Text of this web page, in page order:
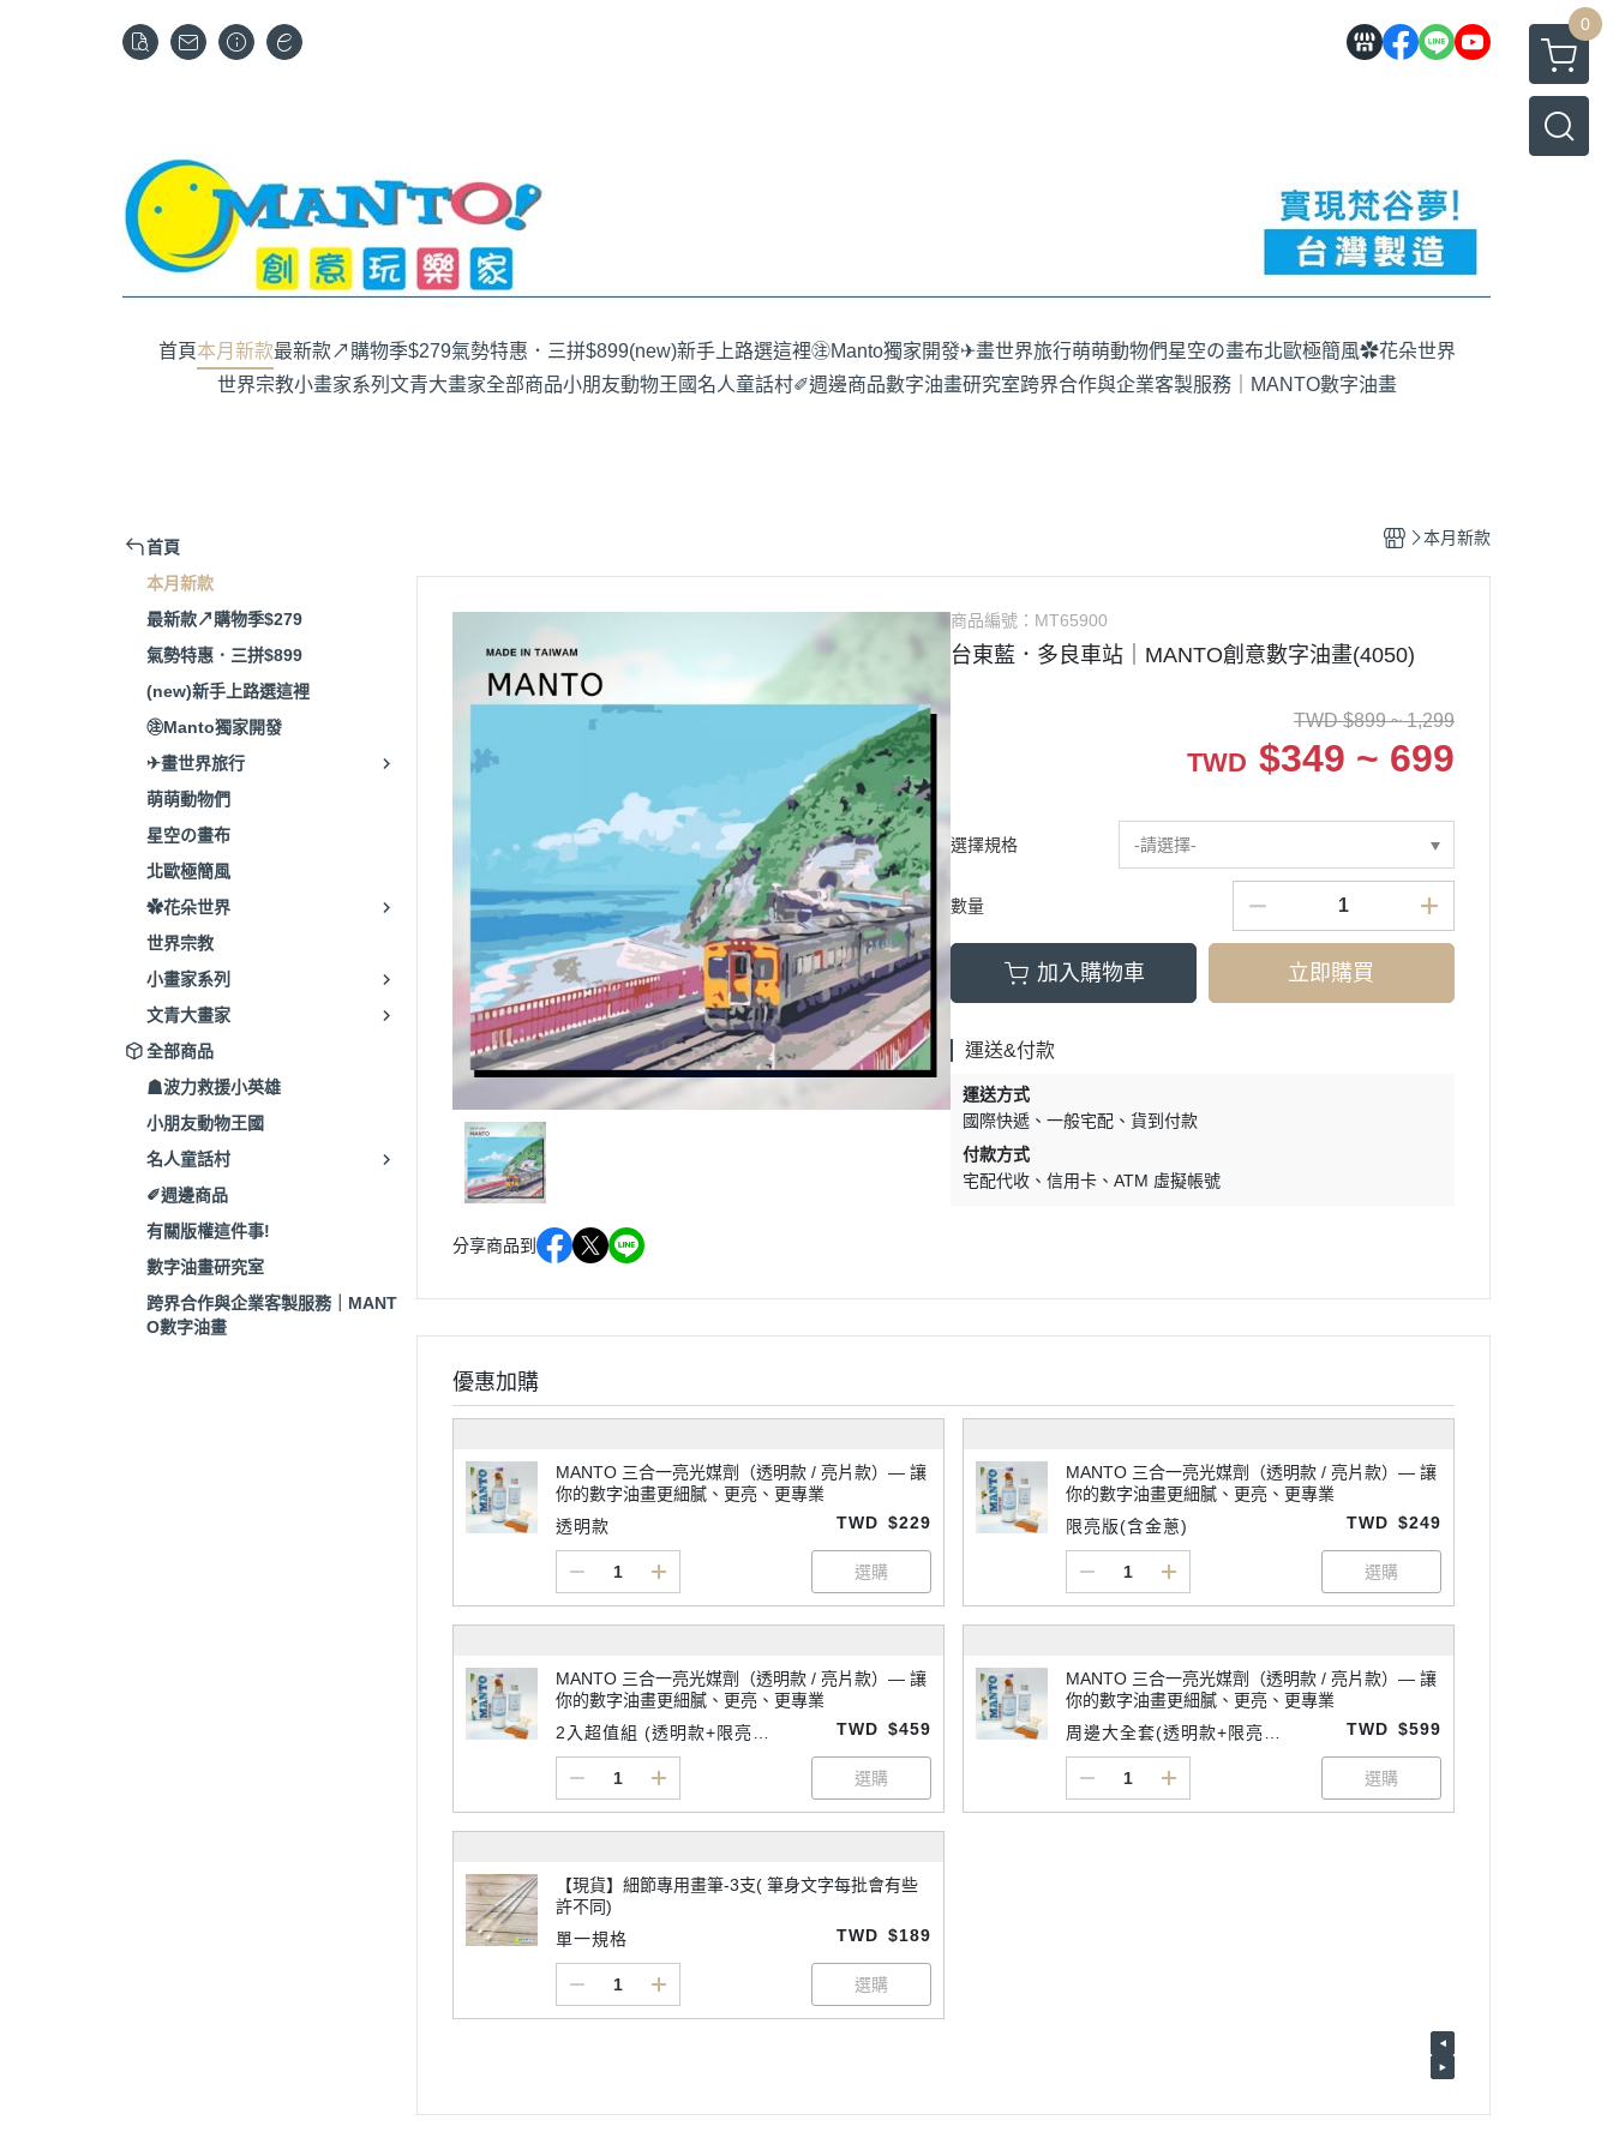
0
首頁本月新款最新款↗購物季$279氣勢特惠．三拼$899(new)新手上路選這裡㊟Manto獨家開發✈畫世界旅行萌萌動物們星空の畫布北歐極簡風✿花朵世界
世界宗教小畫家系列 文青大畫家全部商品小朋友動物王國名人童話村✐週邊商品數字油畫研究室跨界合作與企業客製服務｜MANTO數字油畫
首頁
本月新款
最新款↗購物季$279
氣勢特惠．三拼$899
(new)新手上路選這裡
㊟Manto獨家開發
✈畫世界旅行
萌萌動物們
星空の畫布
北歐極簡風
✿花朵世界
世界宗教
小畫家系列
文青大畫家
全部商品
☗波力救援小英雄
小朋友動物王國
名人童話村
✐週邊商品
有關版權這件事!
數字油畫研究室
跨界合作與企業客製服務｜MANT
O數字油畫
本月新款
分享商品到
商品編號： MT65900
台東藍．多良車站｜MANTO創意數字油畫(4050)
TWD $899 ~ 1,299
TWD $349 ~ 699
選擇規格 -請選擇-
數量
加入購物車 立即購買
運送&付款
運送方式
國際快遞
一般宅配
貨到付款
付款方式
宅配代收
信用卡 ATM 虛擬帳號
優惠加購
MANTO 三合一亮光媒劑（透明款 / 亮片款）— 讓
你的數字油畫更細膩、更亮、更專業
透明款
TWD $229
MANTO 三合一亮光媒劑（透明款 / 亮片款）— 讓
你的數字油畫更細膩、更亮、更專業
限亮版(含金蔥)
TWD $249
MANTO 三合一亮光媒劑（透明款 / 亮片款）— 讓
你的數字油畫更細膩、更亮、更專業
2入超值組 (透明款+限亮款
TWD $459
MANTO 三合一亮光媒劑（透明款 / 亮片款）— 讓
你的數字油畫更細膩、更亮、更專業
周邊大全套(透明款+限亮款
TWD $599
【現貨】細節專用畫筆-3支( 筆身文字每批會有些
許不同)
單一規格
TWD $189